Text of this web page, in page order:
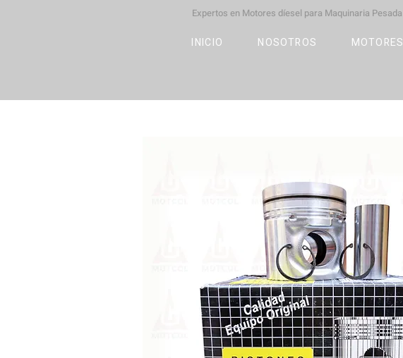
Expertos en Motores díesel para Maquinaria Pesada
INICIO NOSOTROS MOTORES